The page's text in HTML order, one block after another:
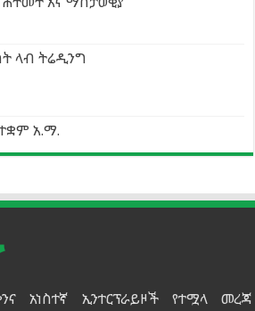
ላብ ትሬዲንግ
አ.ማ.
አነስተኛ ኢንተርፕራይዞች የተሟላ መረጃ